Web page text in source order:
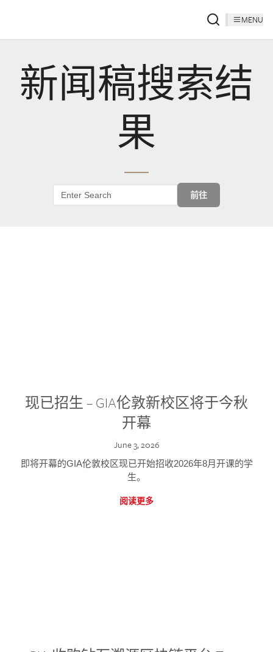
MENU
新闻稿搜索结
果
前往
现已招生 – GIA伦敦新校区将于今秋
开幕
June 3, 2026
即将开幕的GIA伦敦校区现已开始招收2026年8月开课的学
生。
阅读更多